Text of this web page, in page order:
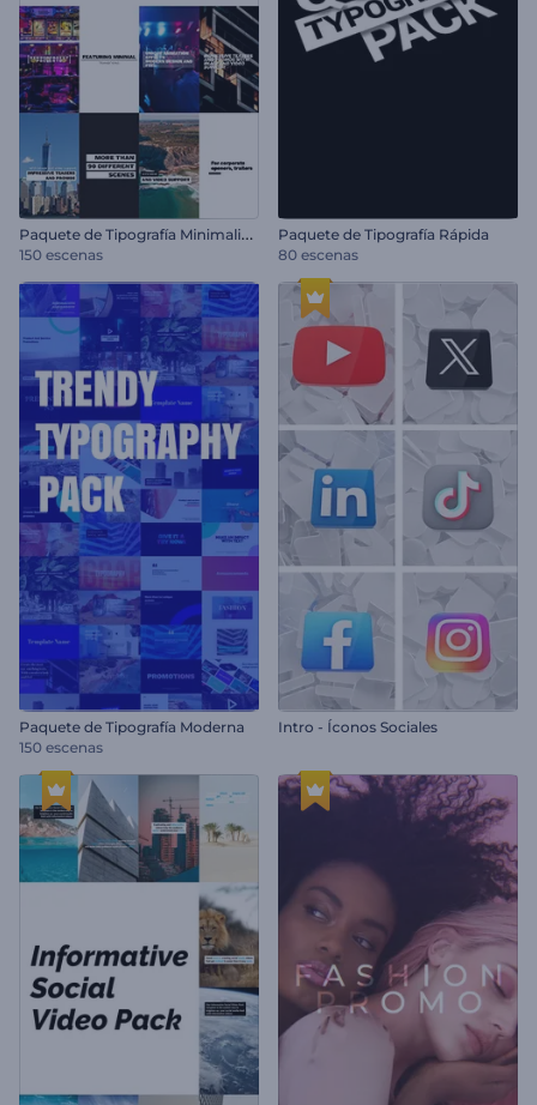
P
aquete de Tipografía Minimalista
150 escenas
Paquete de Tipografía Rápida
80 escenas
Paquete de Tipografía Moderna
150 escenas
Intro - Íconos Sociales